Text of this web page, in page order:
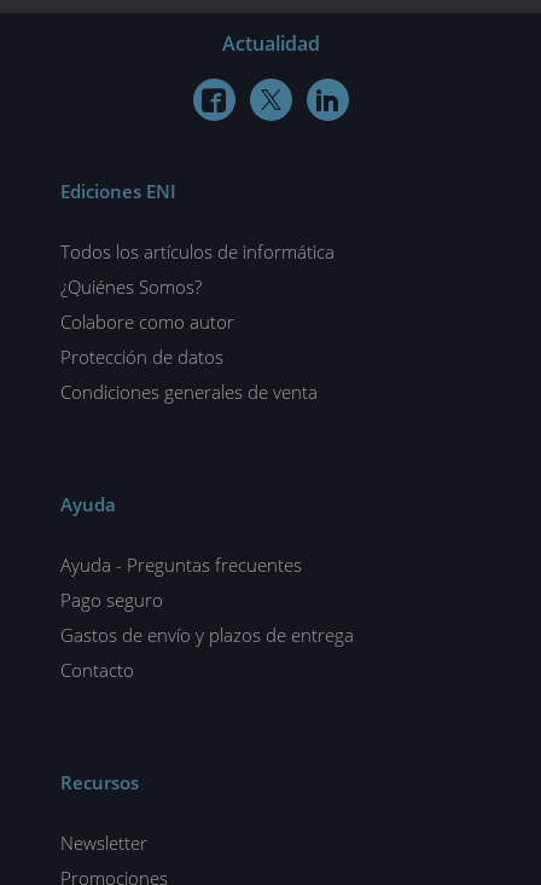
Actualidad
  
Ediciones ENI
Todos los artículos de informática
¿Quiénes Somos?
Colabore como autor
Protección de datos
Condiciones generales de venta
Ayuda
Ayuda - Preguntas frecuentes
Pago seguro
Gastos de envío y plazos de entrega
Contacto
Recursos
Newsletter
Promociones